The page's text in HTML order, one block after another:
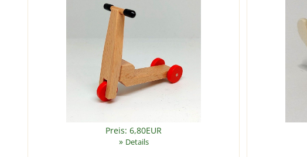
Preis: 6,80EUR
» Details